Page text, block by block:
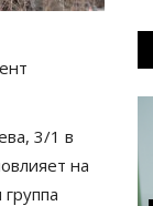
3/1 в
на